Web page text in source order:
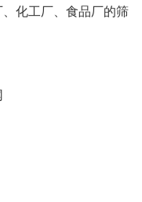
化工厂、食品厂的筛